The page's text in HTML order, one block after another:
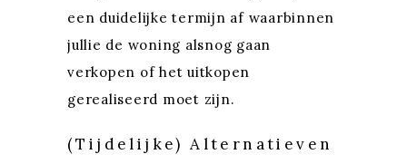
een duidelijke termijn af waarbinnen
jullie de woning alsnog gaan
verkopen of het uitkopen
gerealiseerd moet zijn.
(Tijdelijke) Alternatieven